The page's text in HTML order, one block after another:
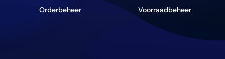
Orderbeheer Voorraadbeheer